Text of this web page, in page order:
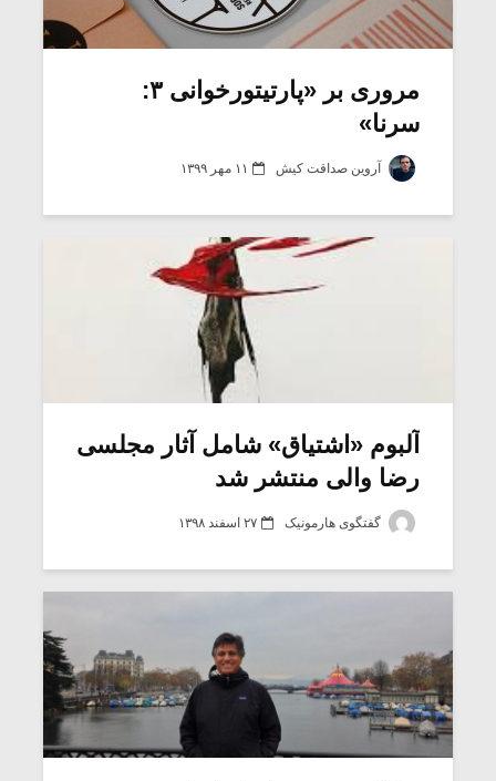
مروری بر «پارتیتورخوانی ۳:
سرنا»
آروین صداقت کیش ۱۱ مهر ۱۳۹۹
آلبوم «اشتیاق» شامل آثار مجلسی
رضا والی منتشر شد
گفتگوی هارمونیک ۲۷ اسفند ۱۳۹۸